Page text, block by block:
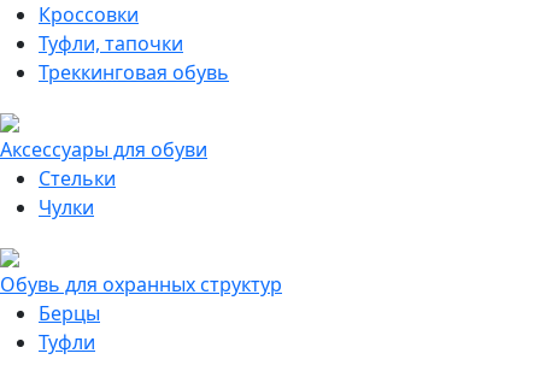
Кроссовки
Туфли, тапочки
Треккинговая обувь
Аксессуары для обуви
Стельки
Чулки
Обувь для охранных структур
Берцы
Туфли